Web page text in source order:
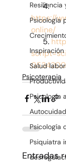
Psicología
Salud
Psicología
Psicología
Psiquiatra
      4.
https://
online/
      5.
Psicoterapia
Entradas